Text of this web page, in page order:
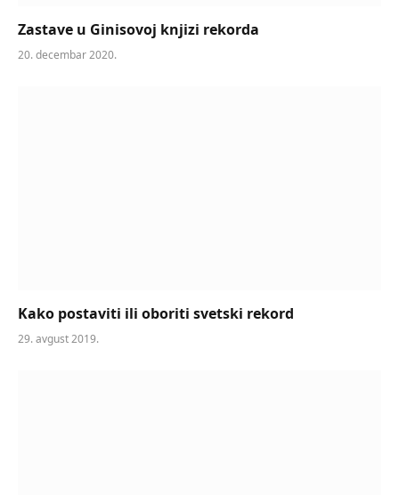
Zastave u Ginisovoj knjizi rekorda
20. decembar 2020.
Kako postaviti ili oboriti svetski rekord
29. avgust 2019.